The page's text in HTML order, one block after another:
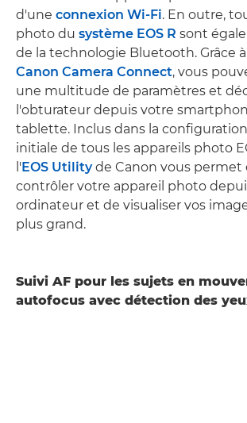
d'une connexion Wi-Fi. En outre,
photo du système EOS R sont
de la technologie Bluetooth. Grâce
Canon Camera Connect, vous
une multitude de paramètres et
l'obturateur depuis votre
tablette. Inclus dans la
initiale de tous les appareils photo
l'EOS Utilityde Canon vous permet
contrôler votre appareil photo
ordinateur et de visualiser vos
plus grand.
Suivi AF pour les sujets en
autofocus avec détection des